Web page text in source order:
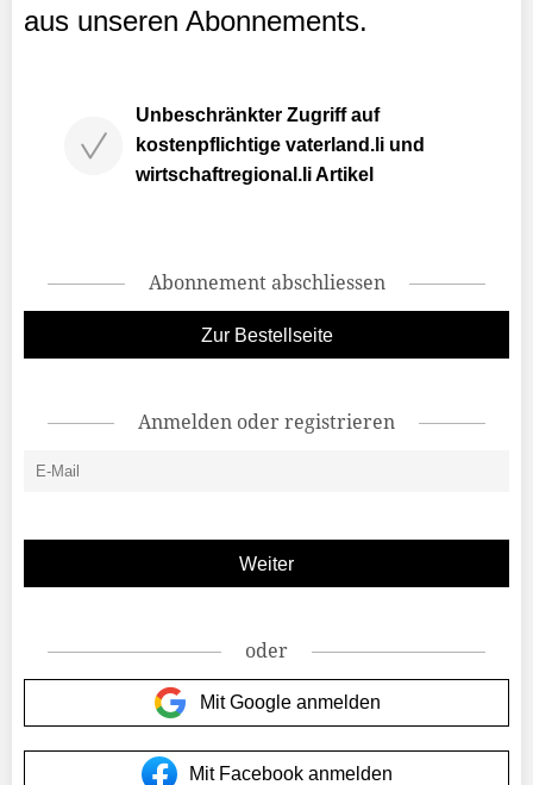
aus unseren Abonnements.
Unbeschränkter Zugriff auf
kostenpflichtige vaterland.li und
wirtschaftregional.li Artikel
Abonnement abschliessen
Zur Bestellseite
Anmelden oder registrieren
oder
Mit Google anmelden
Mit Facebook anmelden